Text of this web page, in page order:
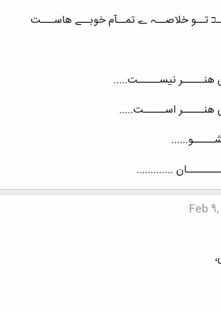
تــو خلاصــہ ے تمــآم خوبــے هاســـت
هنـــــر نیســـــت.....
هنـــــر اســـــت.....
.............
Feb